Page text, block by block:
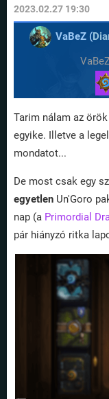
2023.02.27 19:30
VaBeZ (
Tarim nálam az
egyike. Illetve a
mondatot...
De most csak egy
egyetlen Un'Goro
nap (a Primordial
pár hiányzó ritka